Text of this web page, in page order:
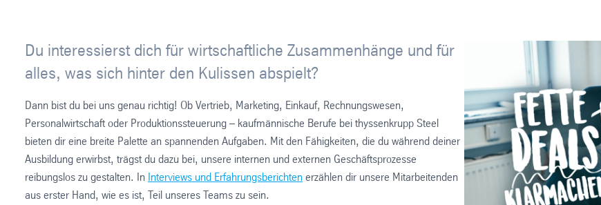
Du interessierst dich für wirtschaftliche Zusammenhänge und für
alles, was sich hinter den Kulissen abspielt?
Dann bist du bei uns genau richtig! Ob Vertrieb, Marketing, Einkauf, Rechnungswesen,
Personalwirtschaft oder Produktionssteuerung – kaufmännische Berufe bei thyssenkrupp Steel
bieten dir eine breite Palette an spannenden Aufgaben. Mit den Fähigkeiten, die du während deiner
Ausbildung erwirbst, trägst du dazu bei, unsere internen und externen Geschäftsprozesse
reibungslos zu gestalten. In Interviews und Erfahrungsberichten erzählen dir unsere Mitarbeitenden
aus erster Hand, wie es ist, Teil unseres Teams zu sein.